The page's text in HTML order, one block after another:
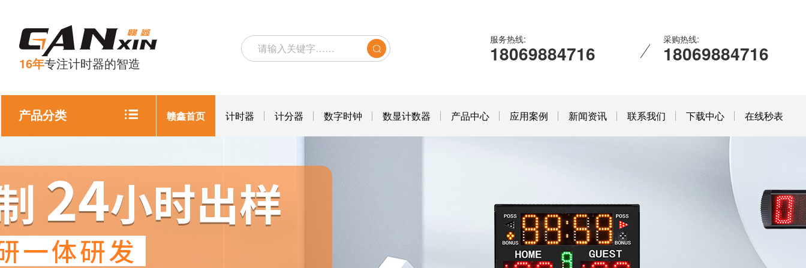
16年专注计时器的智造
服务热线:
18069884716
采购热线:
18069884716
产品分类 赣鑫首页 计时器 计分器 数字时钟 数显计数器 产品中心 应用案例 新闻资讯 联系我们 下载中心 在线秒表